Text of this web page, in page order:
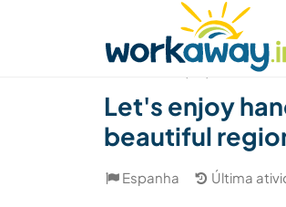
Achar anfitrião
Let's enjoy
beautiful
Espanha Última